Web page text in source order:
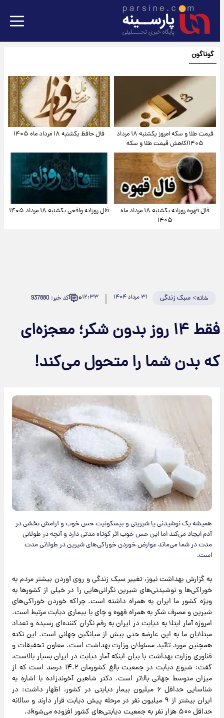
گوناگون
قیمت طلا و سکه امروز یکشنبه ۱۸ مرداد
۱۴۰۵/کاهش قیمت طلا و سکه
فال حافظ یکشنبه ۱۸ مرداد ماه ۱۴۰۵
فال قهوه روزانه یکشنبه ۱۸ مرداد ماه
۱۴۰۵
فال روزانه واقعی یکشنبه ۱۸ مرداد ۱۴۰۵
خانه> سبک زندگی ۳۱ مرداد ۱۴۰۴ ۱۲:۳۳۰ کد خبر: 937880
فقط ۱۴ روز بدون شکر؛ معجزه‌ای
که بدن شما را متحول می‌کند!
همیشه یک نوشیدنی یا شیرینی و بیسکوئیت حس خوب و آرامش بخشی در
آدم ایجاد می‌کند اما این حس خوب اثر کوتاه مدتی دارد و آنچه در طولانی
مدت در شما می‌ماند عوارض خوردن خوراکی‌های شیرین در طولانی مدت
است.
به گزارش بهداشت نیوز، تغییر سبک زندگی و روی آوردن بیشتر مردم به
خوراکی‌ها و نوشیدنی‌های شیرین نگرانی‌هایی را در خیلی از کشورها به
ویژه کشور ما ایران به همراه داشته است. چراکه خوردن خوراکی‌های
شیرین و مصرف شکر به همراه قهوه و چای با بیماری دیابت مرتبط است.
امروزه آمار ابتلا به دیابت در ایران به رقم نگران کننده‌ای رسیده و تعداد
مبتلایان ما به این عارضه حتی بیش از میانگین جهانی است. این نکته
همچنین مورد تائید مسئولان وزارت بهداشت است. معاون تحقیقات و
فناوری وزارت بهداشت با بیان اینکه آمار دیابت در ایران بسیار بالاست،
گفت: شیوع دیابت در جمعیت بالغ کشورمان ۱۴.۲ درصد است که از
میزان متوسط جهانی بالاتر است. دکتر شاهین آخوندزاده با اشاره به
شناسایی حداقل ۶ میلیون بیمار دیابتی در کشور، اظهار داشت: در
ایران بیشتر از ۹ میلیون نفر در مرحله پیش دیابت قرار دارند و سالانه
حداقل ۵۰۰ هزار نفر به جمعیت دیابتی‌های کشور افزوده می‌شوkد.